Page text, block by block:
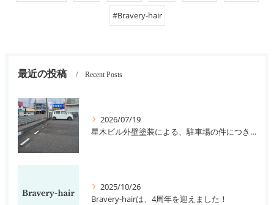
#Bravery-hair
最近の投稿 Recent Posts
2026/07/19
星木ビル外壁塗装による、駐車場の件につきまして。
2025/10/26
Bravery-hairは、4周年を迎えました！